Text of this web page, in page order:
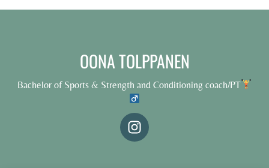
OONA TOLPPANEN
Bachelor of Sports & Strength and Conditioning coach/PT